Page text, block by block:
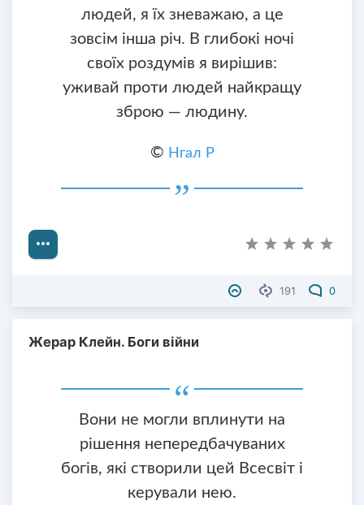
людей, я їх зневажаю, а це
зовсім інша річ. В глибокі ночі
своїх роздумів я вирішив:
уживай проти людей найкращу
зброю — людину.
© Нгал Р
191 0
Жерар Клейн. Боги війни
Вони не могли вплинути на
рішення непередбачуваних
богів, які створили цей Всесвіт і
керували нею.